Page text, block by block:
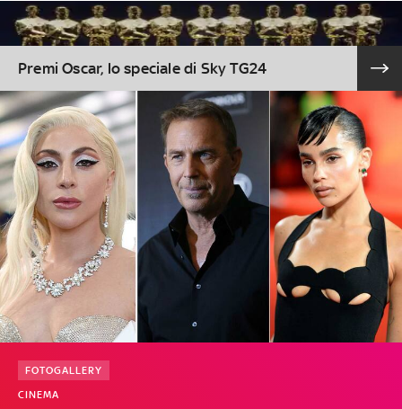
Premi Oscar, lo speciale di Sky TG24
CINEMA
FOTOGALLERY